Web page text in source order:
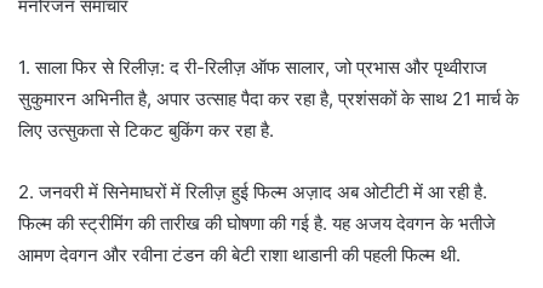
मनोरंजन समाचार
1. साला फिर से रिलीज़: द री-रिलीज़ ऑफ सालार, जो प्रभास और पृथ्वीराज
सुकुमारन अभिनीत है, अपार उत्साह पैदा कर रहा है, प्रशंसकों के साथ 21 मार्च के
लिए उत्सुकता से टिकट बुकिंग कर रहा है.
2. जनवरी में सिनेमाघरों में रिलीज़ हुई फिल्म अज़ाद अब ओटीटी में आ रही है.
फिल्म की स्ट्रीमिंग की तारीख की घोषणा की गई है. यह अजय देवगन के भतीजे
आमण देवगन और रवीना टंडन की बेटी राशा थाडानी की पहली फिल्म थी.